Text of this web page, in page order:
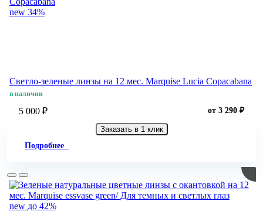
new 34%
Светло-зеленые линзы на 12 мес. Marquise Lucia Copacabana
в наличии
5 000 ₽ от 3 290 ₽
Заказать в 1 клик
Подробнее
new до 42%